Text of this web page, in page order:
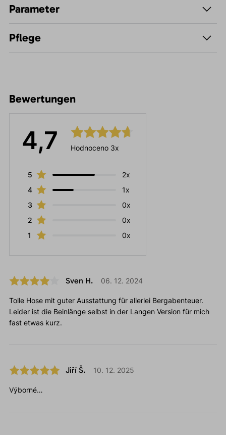
Parameter
Pflege
Bewertungen
4,7 Hodnoceno 3x
5
2x
4
1x
3
0x
2
0x
1
0x
Sven H. 06. 12. 2024
Tolle Hose mit guter Ausstattung für allerlei Bergabenteuer.
Leider ist die Beinlänge selbst in der Langen Version für mich
fast etwas kurz.
Jiří Š. 10. 12. 2025
Výborné…